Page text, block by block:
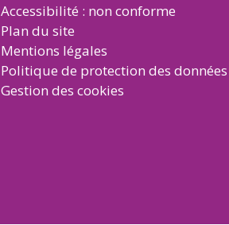
Accessibilité : non conforme
Plan du site
Mentions légales
Politique de protection des données
Gestion des cookies